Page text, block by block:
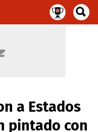
a Estados
pintado con